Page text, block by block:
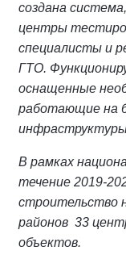
создана
центры
специалисты и
ГТО.
оснащенные
работающие на
В рамках
течение 2019-
строительство
районов 33
объектов.